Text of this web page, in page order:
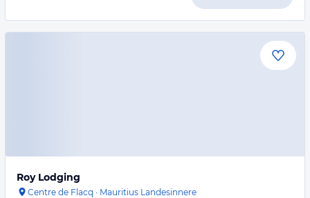
Roy Lodging
Centre de Flacq · Mauritius Landesinnere